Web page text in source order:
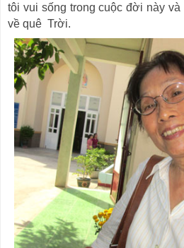
tôi vui sống trong cuộc đời này
về quê Trời.